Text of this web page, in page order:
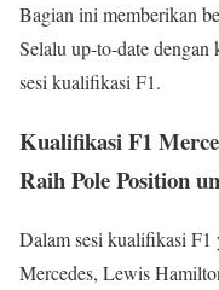
Bagian ini memberikan
Selalu up-to-date dengan
sesi kualifikasi F1.
Kualifikasi F1
Raih Pole Position
Dalam sesi kualifikasi F1
Mercedes, Lewis